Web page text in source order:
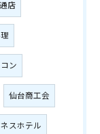
店
ン
仙台商工会
スホテル